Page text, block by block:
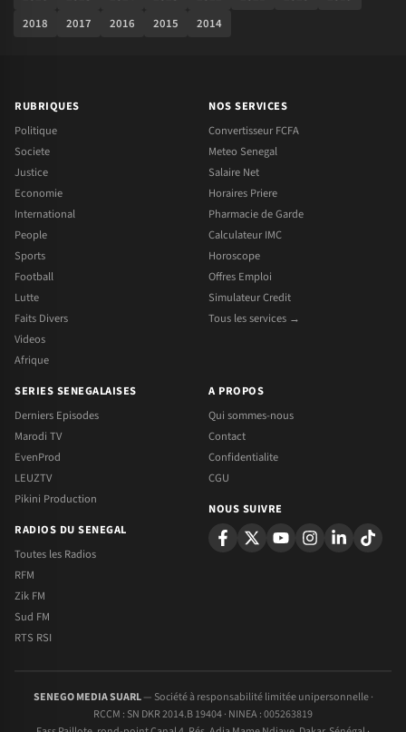
2018
2017 2016 2015 2014
RUBRIQUES
Politique
Societe
Justice
Economie
International
People
Sports
Football
Lutte
Faits Divers
Videos
Afrique
NOS SERVICES
Convertisseur FCFA
Meteo Senegal
Salaire Net
Horaires Priere
Pharmacie de Garde
Calculateur IMC
Horoscope
Offres Emploi
Simulateur Credit
Tous les services →
SERIES SENEGALAISES
Derniers Episodes
Marodi TV
EvenProd
LEUZTV
Pikini Production
RADIOS DU SENEGAL
Toutes les Radios
RFM
Zik FM
Sud FM
RTS RSI
A PROPOS
Qui sommes-nous
Contact
Confidentialite
CGU
NOUS SUIVRE
SENEGO MEDIA SUARL— Société à responsabilité limitée unipersonnelle ·
RCCM : SN DKR 2014.B 19404 · NINEA : 005263819